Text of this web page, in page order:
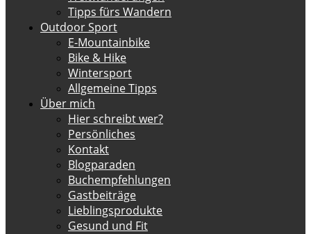
Tipps fürs Wandern
Outdoor Sport
E-Mountainbike
Bike & Hike
Wintersport
Allgemeine Tipps
Über mich
Hier schreibt wer?
Persönliches
Kontakt
Blogparaden
Buchempfehlungen
Gastbeiträge
Lieblingsprodukte
Gesund und Fit